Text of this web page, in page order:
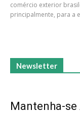
comércio exterior
principalmente, para a
Newsletter
Mantenha-